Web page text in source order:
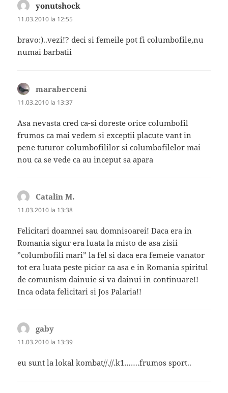
yonutshock
11.03.2010 la 12:55
bravo:)..vezi!? deci si femeile pot fi columbofile,nu
numai barbatii
maraberceni
11.03.2010 la 13:37
Asa nevasta cred ca-si doreste orice columbofil
frumos ca mai vedem si exceptii placute vant in
pene tuturor columbofililor si columbofilelor mai
nou ca se vede ca au inceput sa apara
Catalin M.
11.03.2010 la 13:38
Felicitari doamnei sau domnisoarei! Daca era in
Romania sigur era luata la misto de asa zisii
”columbofili mari” la fel si daca era femeie vanator
tot era luata peste picior ca asa e in Romania spiritul
de comunism dainuie si va dainui in continuare!!
Inca odata felicitari si Jos Palaria!!
gaby
11.03.2010 la 13:39
eu sunt la lokal kombat//.//.k1…….frumos sport..